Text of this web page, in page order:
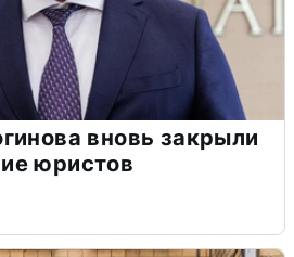
вновь закрыли
юристов